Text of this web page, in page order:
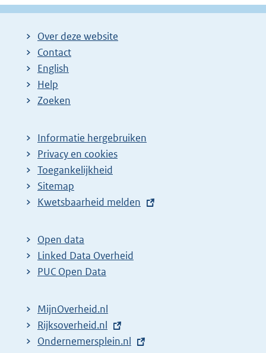
Over deze website
Contact
English
Help
Zoeken
Informatie hergebruiken
Privacy en cookies
Toegankelijkheid
Sitemap
E
t
e
r
l
i
n
Kwetsbaarheid melden
Open data
Linked Data Overheid
PUC Open Data
MijnOverheid.nl
E
x
Rijksoverheid.nl
E
Ondernemersplein.nl